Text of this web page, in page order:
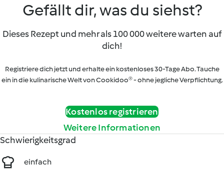
Gefällt dir, was du siehst?
Dieses Rezept und mehr als 100 000 weitere warten auf
dich!
Registriere dich jetzt und erhalte ein kostenloses 30-Tage Abo. Tauche
ein in die kulinarische Welt von Cookidoo® - ohne jegliche Verpflichtung.
Kostenlos registrieren
Weitere Informationen
Schwierigkeitsgrad
einfach